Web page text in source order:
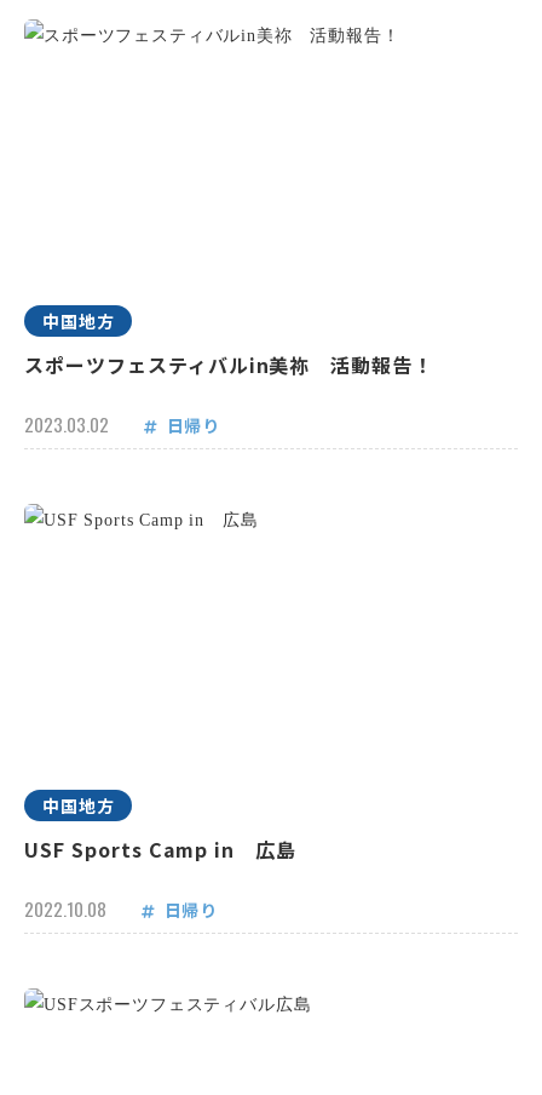
中国地方
スポーツフェスティバルin美祢 活動報告！
2023.03.02 日帰り
中国地方
USF Sports Camp in 広島
2022.10.08 日帰り